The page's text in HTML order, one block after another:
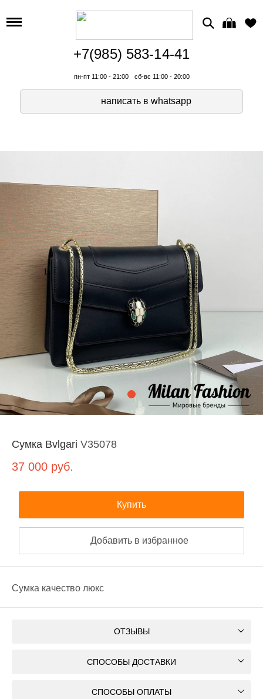
+7(985) 583-14-41
пн-пт 11:00 - 21:00 сб-вс 11:00 - 20:00
написать в whatsapp
Сумка Bvlgari V35078
37 000 руб.
Купить
Добавить в избранное
Сумка качество люкс
ОТЗЫВЫ
СПОСОБЫ ДОСТАВКИ
СПОСОБЫ ОПЛАТЫ